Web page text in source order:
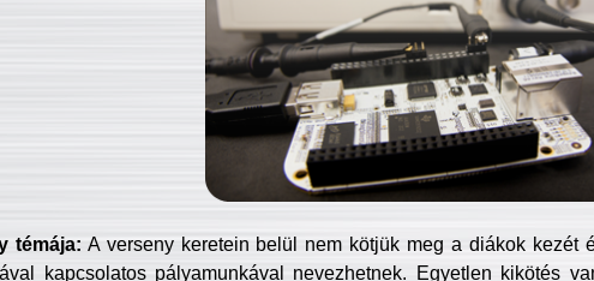
témája: A verseny keretein belül nem kötjük meg a diákok kezét
kapcsolatos pályamunkával nevezhetnek. Egyetlen kikötés